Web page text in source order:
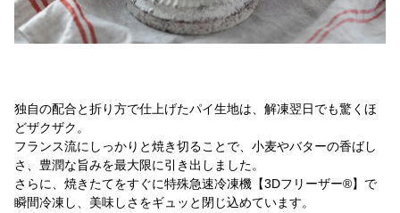
独自の配合と折り方で仕上げたパイ生地は、解凍翌日でも驚くほ
どザクザク。
フランス流にしっかりと焼き切ることで、小麦やバターの香ばし
さ、豊潤な旨みを最大限に引き出しました。
さらに、焼きたてをすぐに特殊急速冷凍機【3Dフリーザー®】で
瞬間冷凍し、美味しさをギュッと閉じ込めています。